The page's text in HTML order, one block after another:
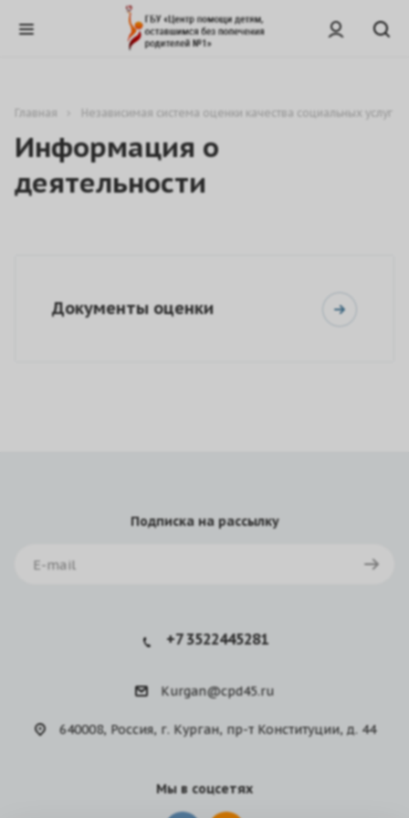
Главная Независимая система оценки качества социальных услуг
Информация о
деятельности
Документы оценки
Подпискана рассылку
+7 3522445281
Kurgan@cpd45.ru
640008, Россия, г. Курган, пр-т Конституции, д. 44
Мы в соцсетях